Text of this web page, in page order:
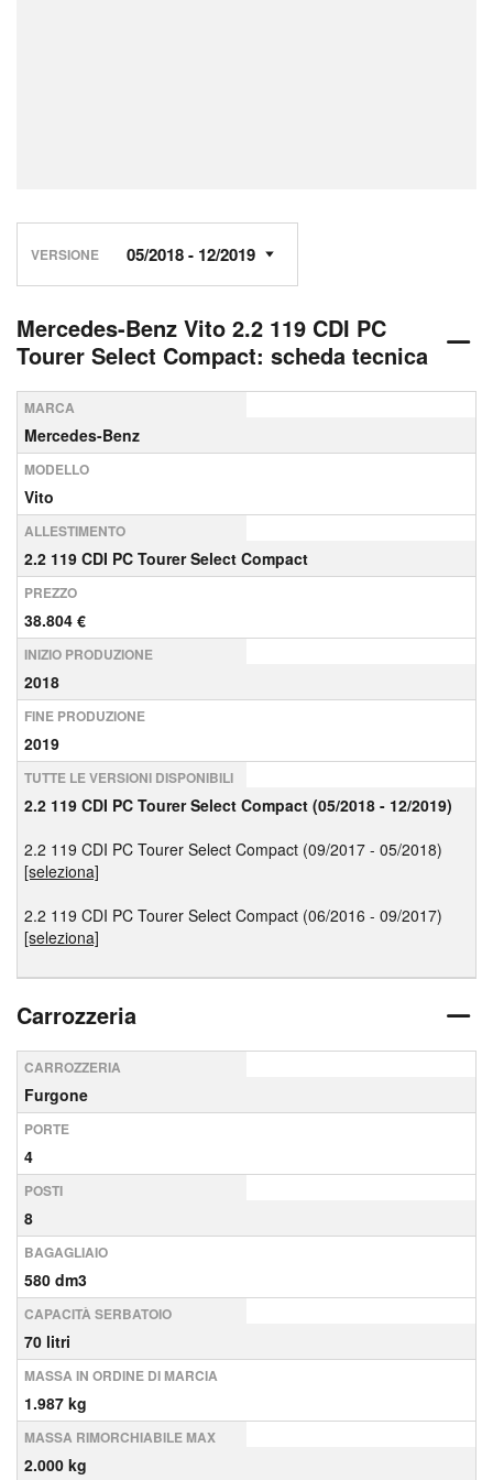
VERSIONE
Mercedes-Benz Vito 2.2 119 CDI PC
Tourer Select Compact: scheda tecnica
MARCA
Mercedes-Benz
MODELLO
Vito
ALLESTIMENTO
2.2 119 CDI PC Tourer Select Compact
PREZZO
38.804 €
INIZIO PRODUZIONE
2018
FINE PRODUZIONE
2019
TUTTE LE VERSIONI DISPONIBILI
2.2 119 CDI PC Tourer Select Compact (05/2018 - 12/2019)
2.2 119 CDI PC Tourer Select Compact (09/2017 - 05/2018)
[seleziona]
2.2 119 CDI PC Tourer Select Compact (06/2016 - 09/2017)
[seleziona]
Carrozzeria
CARROZZERIA
Furgone
PORTE
4
POSTI
8
BAGAGLIAIO
580 dm3
CAPACITÀ SERBATOIO
70 litri
MASSA IN ORDINE DI MARCIA
1.987 kg
MASSA RIMORCHIABILE MAX
2.000 kg